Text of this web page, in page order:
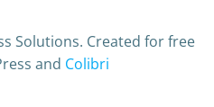
Solutions. Created for free
and Colibri